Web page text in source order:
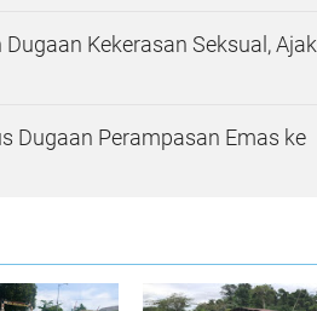
Kekerasan Seksual, Ajak
Dugaan Perampasan Emas ke